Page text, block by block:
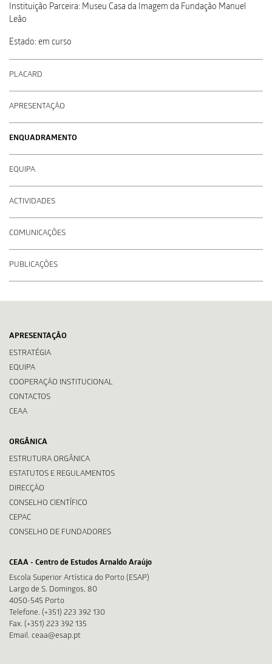
Instituição Parceira: Museu Casa da Imagem da Fundação Manuel
Leão
Estado: em curso
PLACARD
APRESENTAÇÃO
ENQUADRAMENTO
EQUIPA
ACTIVIDADES
COMUNICAÇÕES
PUBLICAÇÕES
APRESENTAÇÃO
ESTRATÉGIA
EQUIPA
COOPERAÇÃO INSTITUCIONAL
CONTACTOS
CEAA
ORGÂNICA
ESTRUTURA ORGÂNICA
ESTATUTOS E REGULAMENTOS
DIRECÇÃO
CONSELHO CIENTÍFICO
CEPAC
CONSELHO DE FUNDADORES
CEAA - Centro de Estudos Arnaldo Araújo
Escola Superior Artística do Porto (ESAP)
Largo de S. Domingos, 80
4050-545 Porto
Telefone. (+351) 223 392 130
Fax. (+351) 223 392 135
Email. ceaa@esap.pt